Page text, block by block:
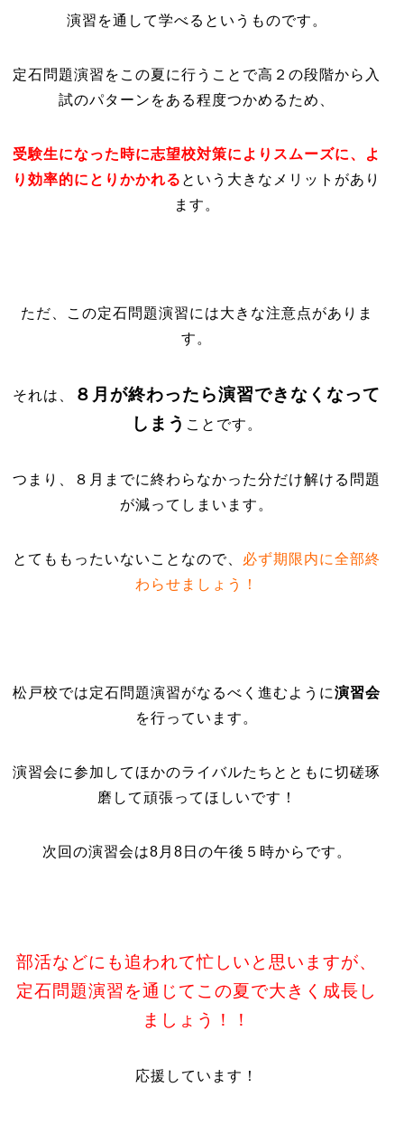
演習を通して学べるというものです。
定石問題演習をこの夏に行うことで高２の段階から入
試のパターンをある程度つかめるため、
受験生になった時に志望校対策によりスムーズに、よ
り効率的にとりかかれる という大きなメリットがあり
ます。
ただ、この定石問題演習には大きな注意点がありま
す。
それは、
８月が終わったら演習できなくなって
しまう ことです。
つまり、８月までに終わらなかった分だけ解ける問題
が減ってしまいます。
とてももったいないことなので、 必ず期限内に全部終
わらせましょう！
松戸校では定石問題演習がなるべく進むように演習会
を行っています。
演習会に参加してほかのライバルたちとともに切磋琢
磨して頑張ってほしいです！
次回の演習会は8月8日の午後５時からです。
部活などにも追われて忙しいと思いますが、
定石問題演習を通じてこの夏で大きく成長し
ましょう！！
応援しています！